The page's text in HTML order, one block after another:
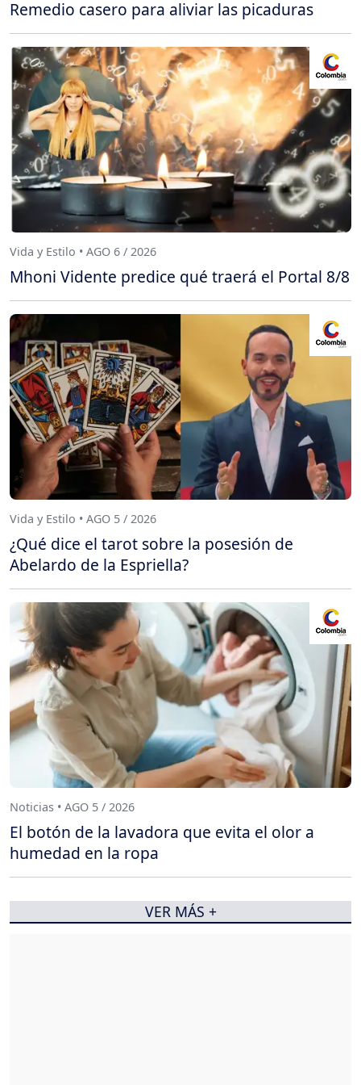
Remedio casero para aliviar las picaduras
Vida y Estilo • AGO 6 / 2026
Mhoni Vidente predice qué traerá el Portal 8/8
Vida y Estilo • AGO 5 / 2026
¿Qué dice el tarot sobre la posesión de
Abelardo de la Espriella?
Noticias • AGO 5 / 2026
El botón de la lavadora que evita el olor a
humedad en la ropa
VER MÁS +